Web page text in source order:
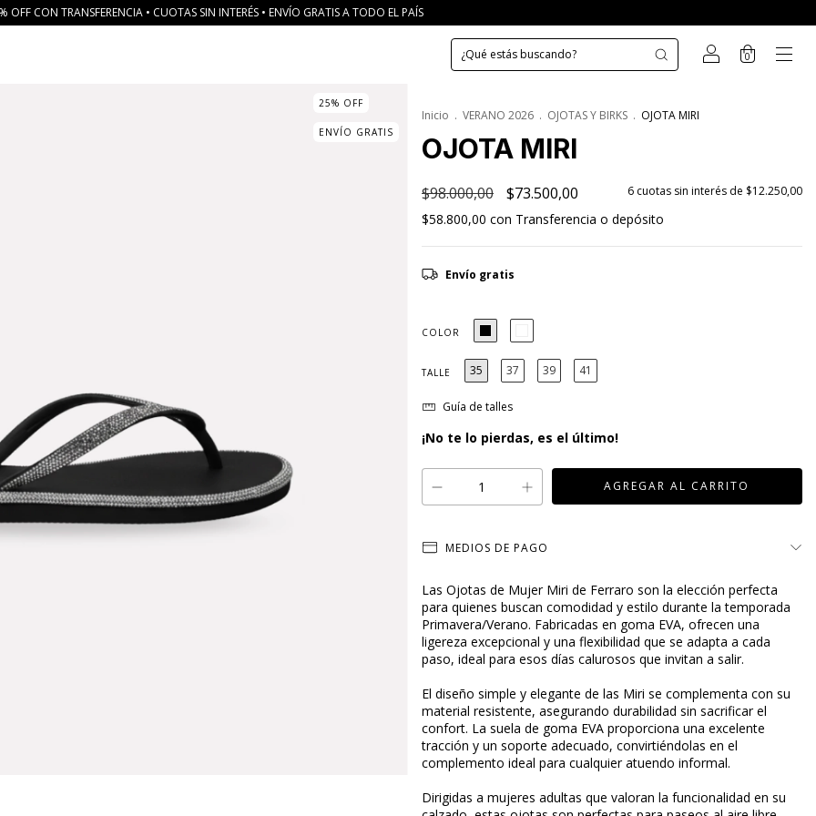
OFF CON TRANSFERENCIA • CUOTAS SIN INTERÉS • ENVÍO GRATIS A TODO EL PAÍS
0
25% OFF
ENVÍO GRATIS
Inicio . VERANO 2026 . OJOTAS Y BIRKS . OJOTA MIRI
OJOTA MIRI
$98.000,00 $73.500,00 6 cuotas sin interés de $12.250,00
$58.800,00 con Transferencia o depósito
Envío gratis
COLOR
TALLE 35 37 39 41
Guía de talles
¡No te lo pierdas, es el último!
MEDIOS DE PAGO
Las Ojotas de Mujer Miri de Ferraro son la elección perfecta
para quienes buscan comodidad y estilo durante la temporada
Primavera/Verano. Fabricadas en goma EVA, ofrecen una
ligereza excepcional y una flexibilidad que se adapta a cada
paso, ideal para esos días calurosos que invitan a salir.
El diseño simple y elegante de las Miri se complementa con su
material resistente, asegurando durabilidad sin sacrificar el
confort. La suela de goma EVA proporciona una excelente
tracción y un soporte adecuado, convirtiéndolas en el
complemento ideal para cualquier atuendo informal.
Dirigidas a mujeres adultas que valoran la funcionalidad en su